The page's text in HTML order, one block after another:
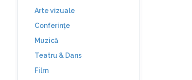
Arte vizuale
Conferinţe
Muzică
Teatru & Dans
Film